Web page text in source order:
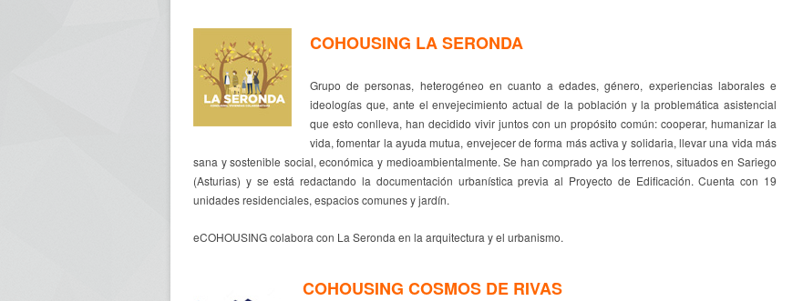
COHOUSING LA SERONDA
Grupo de personas, heterogéneo en cuanto a edades, género, experiencias laborales e
ideologías que, ante el envejecimiento actual de la población y la problemática asistencial
que esto conlleva, han decidido vivir juntos con un propósito común: cooperar, humanizar la
vida, fomentar la ayuda mutua, envejecer de forma más activa y solidaria, llevar una vida más
sana y sostenible social, económica y medioambientalmente. Se han comprado ya los terrenos, situados en Sariego
(Asturias) y se está redactando la documentación urbanística previa al Proyecto de Edificación. Cuenta con 19
unidades residenciales, espacios comunes y jardín.
eCOHOUSING colabora con La Seronda en la arquitectura y el urbanismo.
COHOUSING COSMOS DE RIVAS